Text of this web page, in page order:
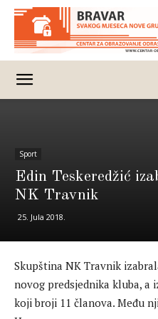
Sport
Edin Teskeredžić
NK Travnik
25. Jula 2018.
Skupština NK Travnik
novog predsjednika kluba, a
koji broji 11 članova. Među